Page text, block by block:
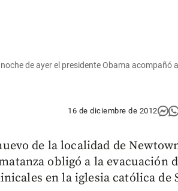
de ayer el presidente Obama acompañó
16 de diciembre de 2012
de la localidad de
obligó a la evacuación
en la iglesia católica de